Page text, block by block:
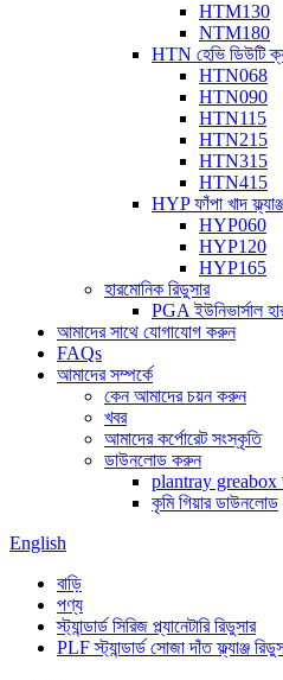
HTM130
NTM180
HTN হেভি ডিউটি
HTN068
HTN090
HTN115
HTN215
HTN315
HTN415
HYP ফাঁপা খাদ
HYP060
HYP120
HYP165
হারমোনিক রিডুসার
PGA ইউনিভার্সাল
আমাদের সাথে যোগাযোগ করুন
FAQs
আমাদের সম্পর্কে
কেন আমাদের চয়ন করুন
খবর
আমাদের কর্পোরেট সংস্কৃতি
ডাউনলোড করুন
plantray greabox
কৃমি গিয়ার ডাউনলোড
English
বাড়ি
পণ্য
স্ট্যান্ডার্ড সিরিজ প্ল্যানেটারি রিডুসার
PLF স্ট্যান্ডার্ড সোজা দাঁত ফ্ল্যাঞ্জ